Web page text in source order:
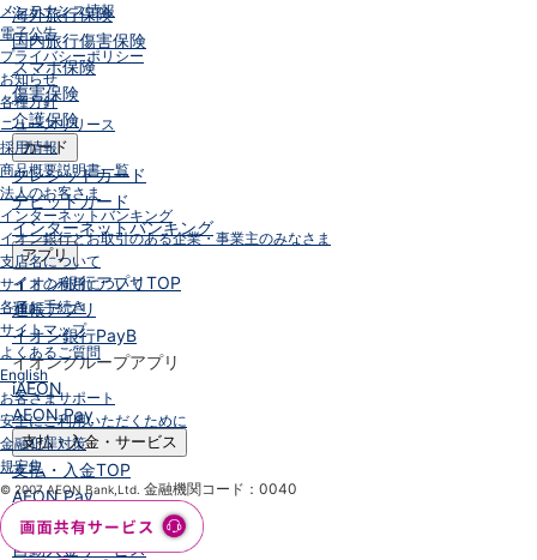
海外旅行保険
国内旅行傷害保険
スマホ保険
傷害保険
介護保険
カード
クレジットカード
デビットカード
インターネットバンキング
アプリ
イオン銀行アプリTOP
通帳アプリ
イオン銀行PayB
イオングループアプリ
iAEON
AEON Pay
支払・入金・サービス
支払・入金TOP
AEON Pay
口座振替サービス
自動入金サービス
メンテナンス情報
電子公告
プライバシーポリシー
お知らせ
各種方針
ニュースリリース
採用情報
商品概要説明書一覧
法人のお客さま
インターネットバンキング
イオン銀行とお取引のある企業・事業主のみなさま
支店名について
サイトの利用について
各種お手続き
サイトマップ
よくあるご質問
English
お客さまサポート
安全にご利用いただくために
金融犯罪対策
規定集
© 2007 AEON Bank,Ltd. 金融機関コード：0040